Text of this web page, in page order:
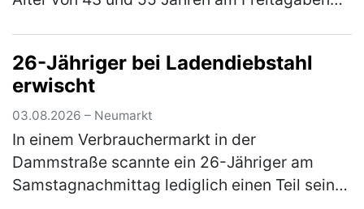
26-Jähriger bei Ladendiebstahl
erwischt
03.08.2026 – Neumarkt
In einem Verbrauchermarkt in der
Dammstraße scannte ein 26-Jähriger am
Samstagnachmittag lediglich einen Teil seines